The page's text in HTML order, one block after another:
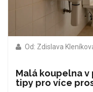
Od: Zdislava
Malá koupelna
tipy pro více